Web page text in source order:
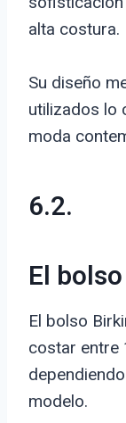
alta costura.
Su diseño
utilizados lo
moda
6.2.
El
El bolso
costar entre
modelo.